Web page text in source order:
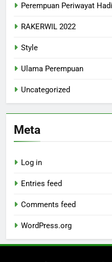
Perempuan Periwayat
RAKERWIL 2022
Style
Ulama Perempuan
Uncategorized
Meta
Log in
Entries feed
Comments feed
WordPress.org